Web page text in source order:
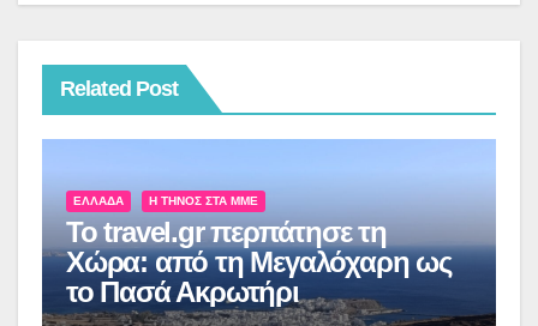
Related Post
ΕΛΛΆΔΑ Η ΤΉΝΟΣ ΣΤΑ ΜΜΕ
Το travel.gr περπάτησε τη
Χώρα: από τη Μεγαλόχαρη ως
το Πασά Ακρωτήρι